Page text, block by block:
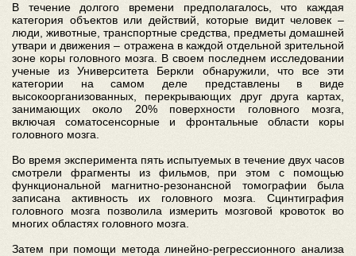
В течение долгого времени предполагалось, что каждая
категория объектов или действий, которые видит человек –
люди, животные, транспортные средства, предметы домашней
утвари и движения – отражена в каждой отдельной зрительной
зоне коры головного мозга. В своем последнем исследовании
ученые из Университета Беркли обнаружили, что все эти
категории на самом деле представлены в виде
высокоорганизованных, перекрывающих друг друга картах,
занимающих около 20% поверхности головного мозга,
включая соматосенсорные и фронтальные области коры
головного мозга.
Во время эксперимента пять испытуемых в течение двух часов
смотрели фрагменты из фильмов, при этом с помощью
функциональной магнитно-резонансной томографии была
записана активность их головного мозга. Сцинтиграфия
головного мозга позволила измерить мозговой кровоток во
многих областях головного мозга.
Затем при помощи метода линейно-регрессионного анализа